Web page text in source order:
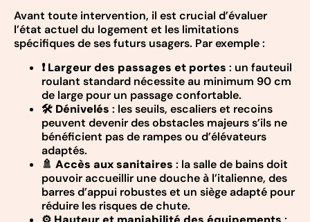
Avant toute intervention, il est crucial d’évaluer
l’état actuel du logement et les limitations
spécifiques de ses futurs usagers. Par exemple :
❗Largeur des passages et portes : un fauteuil
roulant standard nécessite au minimum 90 cm
de large pour un passage confortable.
🛠️ Dénivelés : les seuils, escaliers et recoins
peuvent devenir des obstacles majeurs s’ils ne
bénéficient pas de rampes ou d’élévateurs
adaptés.
🚿 Accès aux sanitaires : la salle de bains doit
pouvoir accueillir une douche à l’italienne, des
barres d’appui robustes et un siège adapté pour
réduire les risques de chute.